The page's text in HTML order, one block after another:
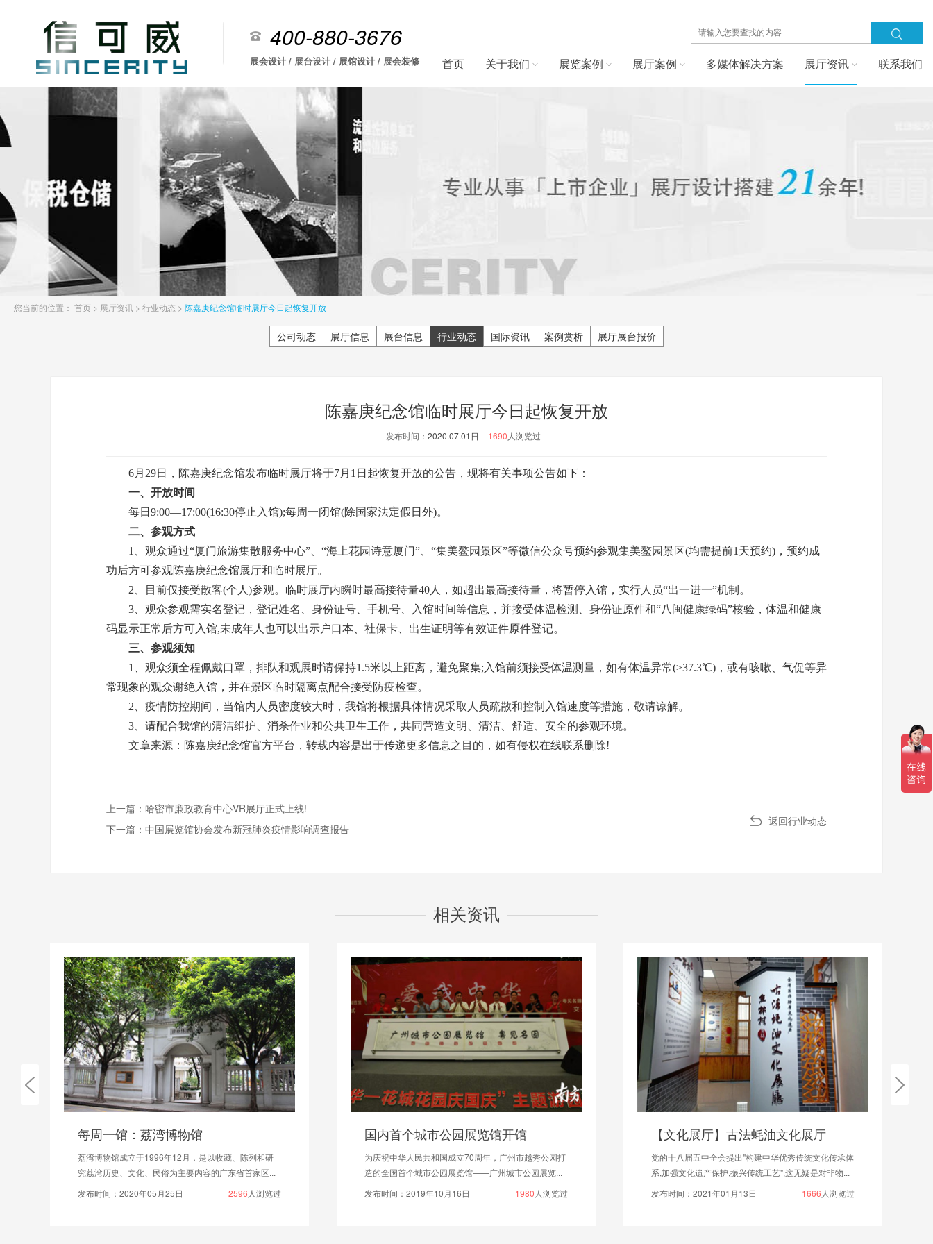
400-880-3676
展会设计 / 展台设计 / 展馆设计 / 展会装修 首页 关于我们 展览案例 展厅案例 多媒体解决方案 展厅资讯 联系我们
您当前的位置： 首页 > 展厅资讯 > 行业动态 > 陈嘉庚纪念馆临时展厅今日起恢复开放
公司动态 展厅信息 展台信息 行业动态 国际资讯 案例赏析 展厅展台报价
陈嘉庚纪念馆临时展厅今日起恢复开放
发布时间： 2020.07.01日 1690 人浏览过
6月29日，陈嘉庚纪念馆发布临时展厅将于7月1日起恢复开放的公告，现将有关事项公告如下：
一、开放时间
每日9:00—17:00(16:30停止入馆);每周一闭馆(除国家法定假日外)。
二、参观方式
1、观众通过“厦门旅游集散服务中心”、“海上花园诗意厦门”、“集美鳌园景区”等微信公众号预约参观集美鳌园景区(均需提前1天预约)，预约成
功后方可参观陈嘉庚纪念馆展厅和临时展厅。
2、目前仅接受散客(个人)参观。临时展厅内瞬时最高接待量40人，如超出最高接待量，将暂停入馆，实行人员“出一进一”机制。
3、观众参观需实名登记，登记姓名、身份证号、手机号、入馆时间等信息，并接受体温检测、身份证原件和“八闽健康绿码”核验，体温和健康
码显示正常后方可入馆,未成年人也可以出示户口本、社保卡、出生证明等有效证件原件登记。
三、参观须知
1、观众须全程佩戴口罩，排队和观展时请保持1.5米以上距离，避免聚集;入馆前须接受体温测量，如有体温异常(≥37.3℃)，或有咳嗽、气促等异
常现象的观众谢绝入馆，并在景区临时隔离点配合接受防疫检查。
2、疫情防控期间，当馆内人员密度较大时，我馆将根据具体情况采取人员疏散和控制入馆速度等措施，敬请谅解。
3、请配合我馆的清洁维护、消杀作业和公共卫生工作，共同营造文明、清洁、舒适、安全的参观环境。
文章来源：陈嘉庚纪念馆官方平台，转载内容是出于传递更多信息之目的，如有侵权在线联系删除!
上一篇： 哈密市廉政教育中心VR展厅正式上线!
下一篇： 中国展览馆协会发布新冠肺炎疫情影响调查报告
返回行业动态
相关资讯
每周一馆：荔湾博物馆
荔湾博物馆成立于1996年12月，是以收藏、陈列和研
究荔湾历史、文化、民俗为主要内容的广东省首家区...
发布时间：2020年05月25日
2596 人浏览过
国内首个城市公园展览馆开馆
为庆祝中华人民共和国成立70周年，广州市越秀公园打
造的全国首个城市公园展览馆——广州城市公园展览...
发布时间：2019年10月16日
1980 人浏览过
【文化展厅】古法蚝油文化展厅
党的十八届五中全会提出"构建中华优秀传统文化传承体
系,加强文化遗产保护,振兴传统工艺",这无疑是对非物...
发布时间：2021年01月13日
1666 人浏览过